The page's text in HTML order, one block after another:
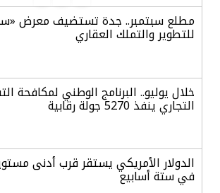
مطلع سبتمبر.. جدة تستضيف معرض
للتطوير والتملك العقاري
خلال يوليو.. البرنامج الوطني لمكافحة
التجاري ينفذ 5270 جولة رقابية
الدولار الأمريكي يستقر قرب أدنى
في ستة أسابيع